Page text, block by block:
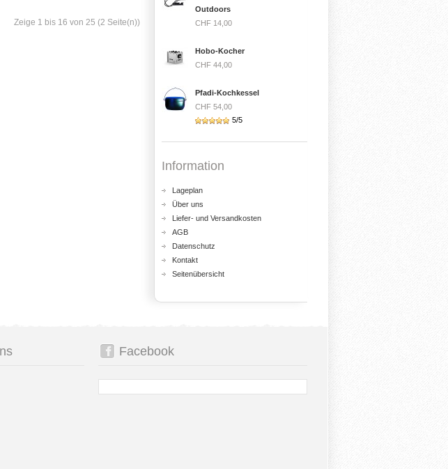
Zeige 1 bis 16 von 25 (2 Seite(n))
Outdoors
CHF 14,00
Hobo-Kocher
CHF 44,00
Pfadi-Kochkessel
CHF 54,00
5/5
Information
Lageplan
Über uns
Liefer- und Versandkosten
AGB
Datenschutz
Kontakt
Seitenübersicht
Facebook